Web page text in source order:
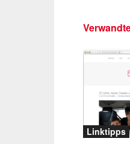
Linktipps